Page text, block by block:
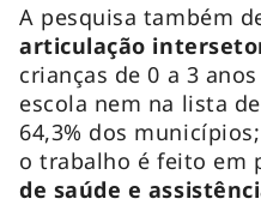
A pesquisa também
articulação
crianças de 0 a 3
escola nem na lista
64,3% dos
o trabalho é feito em
de saúde e